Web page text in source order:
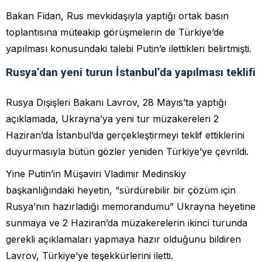
Bakan Fidan, Rus mevkidaşıyla yaptığı ortak basın
toplantısına müteakip görüşmelerin de Türkiye’de
yapılması konusundaki talebi Putin’e ilettikleri belirtmişti.
Rusya’dan yeni turun İstanbul’da yapılması teklifi
Rusya Dışişleri Bakanı Lavrov, 28 Mayıs’ta yaptığı
açıklamada, Ukrayna’ya yeni tur müzakereleri 2
Haziran’da İstanbul’da gerçekleştirmeyi teklif ettiklerini
duyurmasıyla bütün gözler yeniden Türkiye’ye çevrildi.
Yine Putin’in Müşaviri Vladimir Medinskiy
başkanlığındaki heyetin, “sürdürebilir bir çözüm için
Rusya’nın hazırladığı memorandumu” Ukrayna heyetine
sunmaya ve 2 Haziran’da müzakerelerin ikinci turunda
gerekli açıklamaları yapmaya hazır olduğunu bildiren
Lavrov, Türkiye’ye teşekkürlerini iletti.